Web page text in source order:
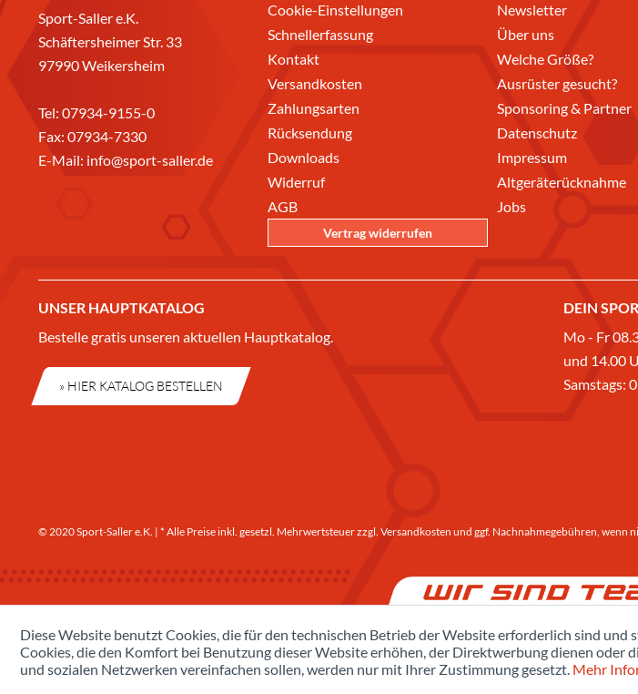
Sport-Saller e.K.
Schäftersheimer Str. 33
97990 Weikersheim
Tel: 07934-9155-0
Fax: 07934-7330
E-Mail: info@sport-saller.de
Cookie-Einstellungen
Schnellerfassung
Kontakt
Versandkosten
Zahlungsarten
Rücksendung
Downloads
Widerruf
AGB
Vertrag widerrufen
Newsletter
Über uns
Welche Größe?
Ausrüster gesucht?
Sponsoring & Partner
Datenschutz
Impressum
Altgeräterücknahme
Jobs
UNSER HAUPTKATALOG
Bestelle gratis unseren aktuellen Hauptkatalog.
» HIER KATALOG BESTELLEN
DEIN
Mo - Fr
und 14.00
Samstags:
© 2020 Sport-Saller e.K. | * Alle Preise inkl. gesetzl. Mehrwertsteuer zzgl. Versandkosten und ggf. Nachnahmegebühren, wenn
Diese Website benutzt Cookies, die für den technischen Betrieb der Website erforderlich sind und
Cookies, die den Komfort bei Benutzung dieser Website erhöhen, der Direktwerbung dienen oder
und sozialen Netzwerken vereinfachen sollen, werden nur mit Ihrer Zustimmung gesetzt. Mehr